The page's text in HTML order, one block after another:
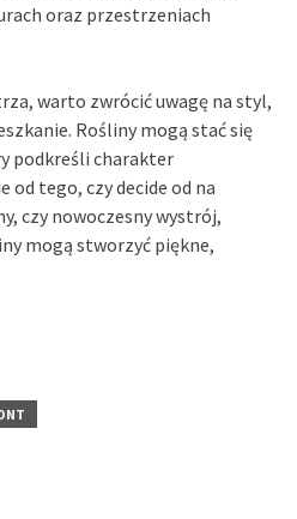
oraz przestrzeniach
warto zwrócić uwagę na styl,
Rośliny mogą stać się
podkreśli charakter
od tego, czy decide od na
czy nowoczesny wystrój,
mogą stworzyć piękne,